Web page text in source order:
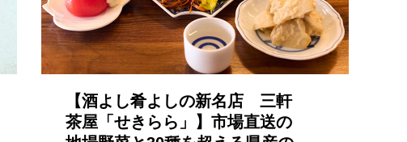
【酒よし肴よしの新名店 三軒
茶屋「せきらら」】市場直送の